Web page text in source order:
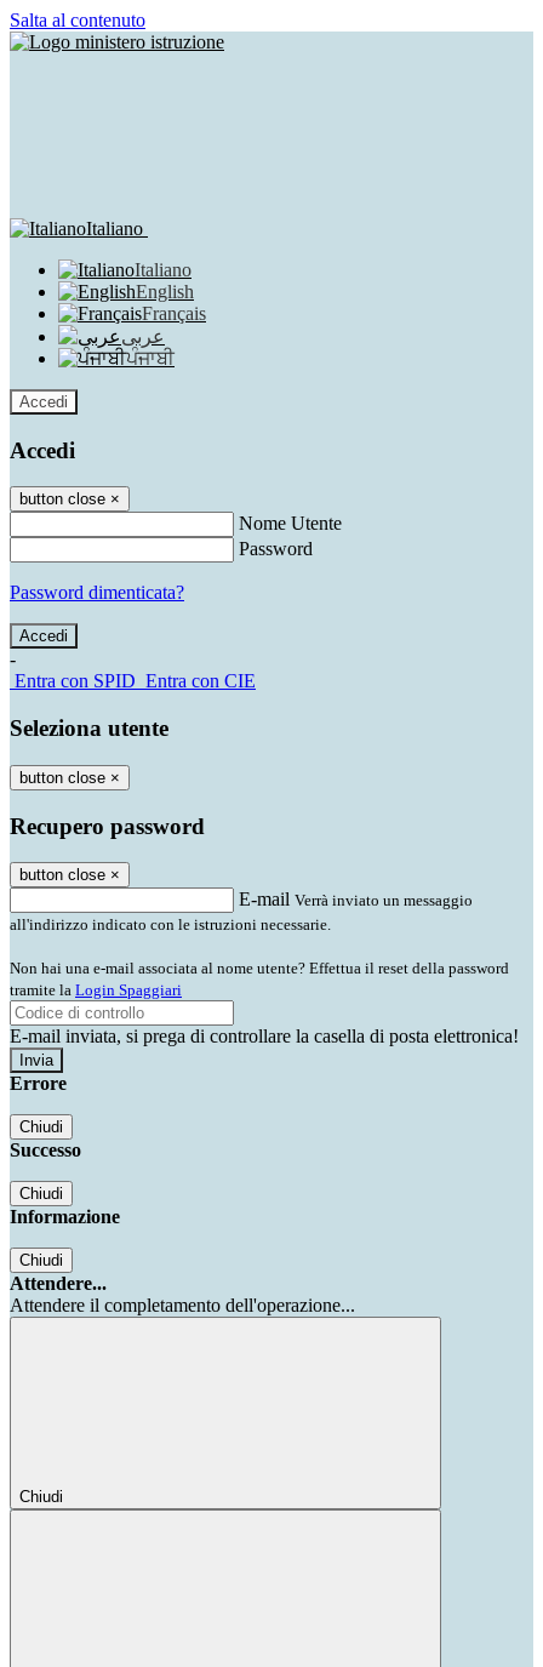
Salta al contenuto
Italiano
Italiano
English
Français
عربى
ਪੰਜਾਬੀ
Accedi
Accedi
button close ×
Nome Utente
Password
Password dimenticata?
-
Entra con SPID Entra con CIE
Seleziona utente
button close ×
Recupero password
button close ×
E-mail Verrà inviato un messaggio
all'indirizzo indicato con le istruzioni necessarie.
Non hai una e-mail associata al nome utente? Effettua il reset della password
tramite la Login Spaggiari
E-mail inviata, si prega di controllare la casella di posta elettronica!
Errore
Chiudi
Successo
Chiudi
Informazione
Chiudi
Attendere...
Attendere il completamento dell'operazione...
Chiudi